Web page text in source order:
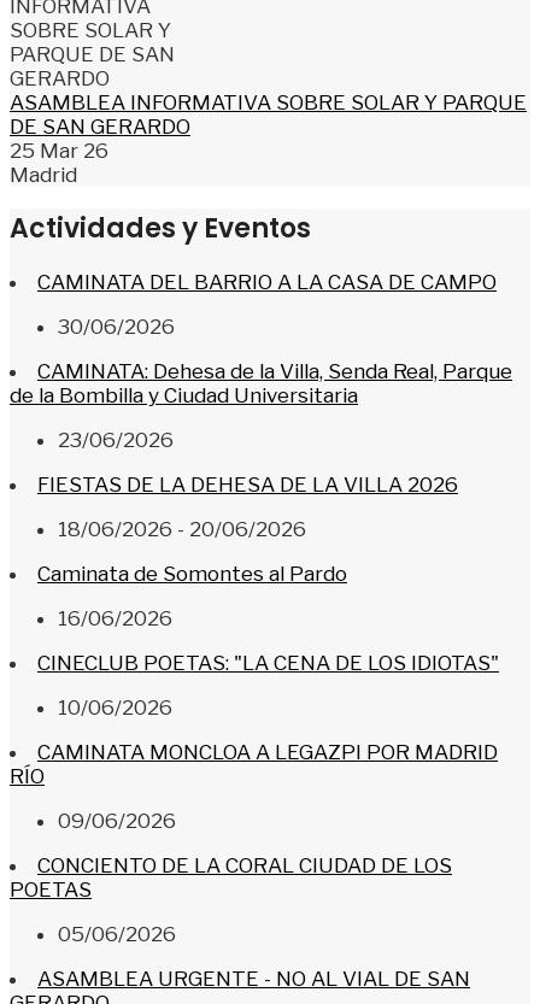
ASAMBLEA INFORMATIVA SOBRE SOLAR Y PARQUE
DE SAN GERARDO
25 Mar 26
Madrid
Actividades y Eventos
CAMINATA DEL BARRIO A LA CASA DE CAMPO
30/06/2026
CAMINATA: Dehesa de la Villa, Senda Real, Parque
de la Bombilla y Ciudad Universitaria
23/06/2026
FIESTAS DE LA DEHESA DE LA VILLA 2026
18/06/2026 - 20/06/2026
Caminata de Somontes al Pardo
16/06/2026
CINECLUB POETAS: "LA CENA DE LOS IDIOTAS"
10/06/2026
CAMINATA MONCLOA A LEGAZPI POR MADRID
RÍO
09/06/2026
CONCIENTO DE LA CORAL CIUDAD DE LOS
POETAS
05/06/2026
ASAMBLEA URGENTE - NO AL VIAL DE SAN